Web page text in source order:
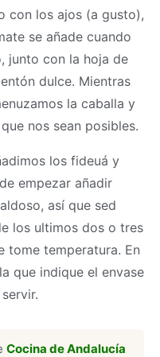
con los ajos (a gusto),
se añade cuando
junto con la hoja de
dulce. Mientras
la caballa y
nos sean posibles.
los fideuá y
empezar añadir
así que sed
los ultimos dos o tres
tome temperatura. En
que indique el envase
Cocina de Andalucía